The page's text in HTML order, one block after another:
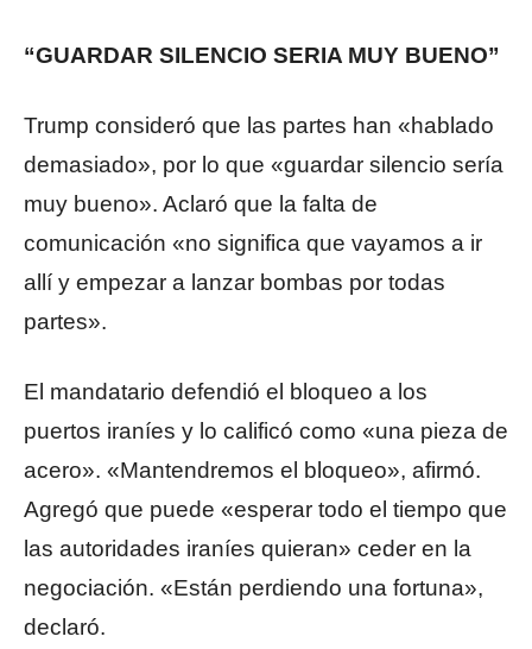
“GUARDAR SILENCIO SERIA MUY BUENO”
Trump consideró que las partes han «hablado
demasiado», por lo que «guardar silencio sería
muy bueno». Aclaró que la falta de
comunicación «no significa que vayamos a ir
allí y empezar a lanzar bombas por todas
partes».
El mandatario defendió el bloqueo a los
puertos iraníes y lo calificó como «una pieza de
acero». «Mantendremos el bloqueo», afirmó.
Agregó que puede «esperar todo el tiempo que
las autoridades iraníes quieran» ceder en la
negociación. «Están perdiendo una fortuna»,
declaró.